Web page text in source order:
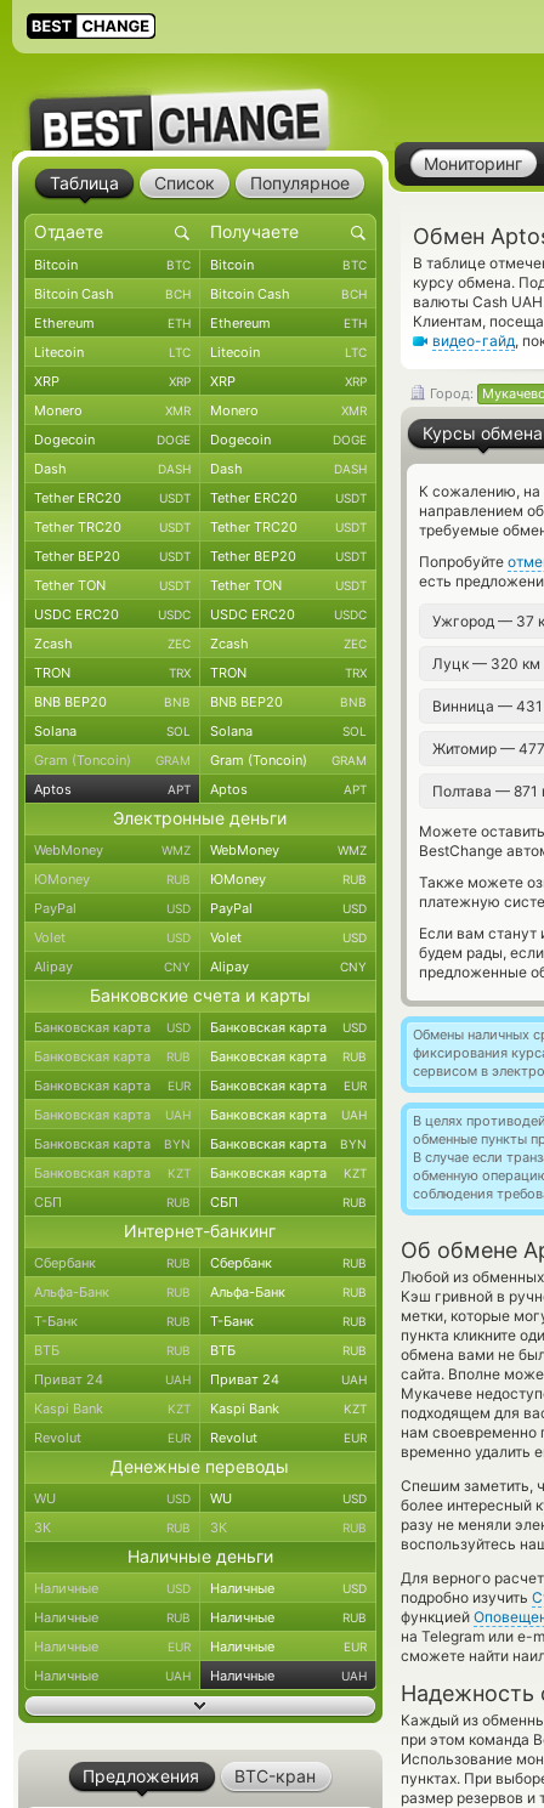
Мониторинг
Обмен
В таблице
курсу обмена.
валюты Cash
Клиентам,
видео-гайд,
Город:
Курсы обмена
К сожалению, на
направлением
требуемые
Попробуйте
есть
Ужгород — 37
Луцк — 320
Винница —
Житомир —
Полтава —
Можете
BestChange
Также можете
платежную
Если вам
будем рады,
предложенные
Обмены наличных
фиксирования
сервисом в
В целях
обменные пункты
В случае если
обменную
соблюдения
Об обмене
Любой из обменных
Кэш гривной в
метки, которые
пункта кликните
обмена вами не
сайта. Вполне
Мукачеве
подходящем для
нам своевременно
временно удалить
Спешим заметить,
более интересный
разу не меняли
воспользуйтесь
Для верного
подробно изучить
функцией
на Telegram или e-
сможете найти
Надежность
Каждый из
при этом команда
Использование
пунктах. При
размер резервов и
Таблица Список Популярное
Bitcoin BTC Bitcoin BTC
Bitcoin Cash BCH Bitcoin Cash BCH
Ethereum ETH Ethereum ETH
Litecoin LTC Litecoin LTC
XRP XRP XRP XRP
Monero XMR Monero XMR
Dogecoin DOGE Dogecoin DOGE
Dash DASH Dash DASH
Tether ERC20 USDT Tether ERC20 USDT
Tether TRC20 USDT Tether TRC20 USDT
Tether BEP20 USDT Tether BEP20 USDT
Tether TON USDT Tether TON USDT
USDC ERC20 USDC USDC ERC20 USDC
Zcash ZEC Zcash ZEC
TRON TRX TRON TRX
BNB BEP20 BNB BNB BEP20 BNB
Solana SOL Solana SOL
Gram (Toncoin) GRAM Gram (Toncoin) GRAM
Aptos APT Aptos APT
Электронные деньги
WebMoney WMZ WebMoney WMZ
ЮMoney RUB ЮMoney RUB
PayPal USD PayPal USD
Volet USD Volet USD
Alipay CNY Alipay CNY
Банковские счета и карты
Банковская карта USD Банковская карта USD
Банковская карта RUB Банковская карта RUB
Банковская карта EUR Банковская карта EUR
Банковская карта UAH Банковская карта UAH
Банковская карта BYN Банковская карта BYN
Банковская карта KZT Банковская карта KZT
СБП RUB СБП RUB
Интернет-банкинг
Сбербанк RUB Сбербанк RUB
Альфа-Банк RUB Альфа-Банк RUB
Т-Банк RUB Т-Банк RUB
ВТБ RUB ВТБ RUB
Приват 24 UAH Приват 24 UAH
Kaspi Bank KZT Kaspi Bank KZT
Revolut EUR Revolut EUR
Денежные переводы
WU USD WU USD
ЗК RUB ЗК RUB
Наличные деньги
Наличные USD Наличные USD
Наличные RUB Наличные RUB
Наличные EUR Наличные EUR
Наличные UAH Наличные UAH
Предложения BTC-кран